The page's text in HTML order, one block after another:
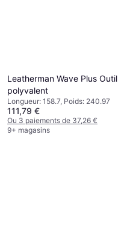
Leatherman Wave Plus Outil
polyvalent
Longueur: 158.7, Poids: 240.97
111,79 €
Ou 3 paiements de 37,26 €
9+ magasins